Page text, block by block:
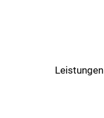
Leistungen